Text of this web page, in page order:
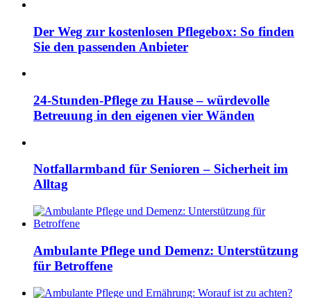
Der Weg zur kostenlosen Pflegebox: So finden
Sie den passenden Anbieter
24-Stunden-Pflege zu Hause – würdevolle
Betreuung in den eigenen vier Wänden
Notfallarmband für Senioren – Sicherheit im
Alltag
Ambulante Pflege und Demenz: Unterstützung
für Betroffene